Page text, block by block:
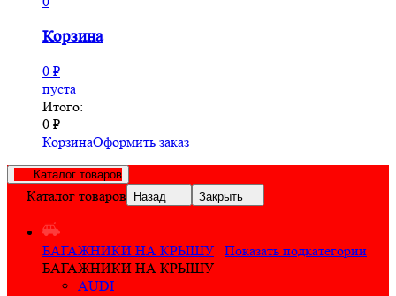
Корзина
0 ₽
пуста
Итого:
0 ₽
КорзинаОформить заказ
Каталог товаров
Каталог товаров Назад Закрыть
БАГАЖНИКИ НА КРЫШУ
Показать подкатегории
БАГАЖНИКИ НА КРЫШУ
AUDI